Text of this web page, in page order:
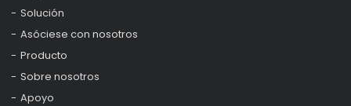
Solución
Asóciese con nosotros
Producto
Sobre nosotros
Apoyo